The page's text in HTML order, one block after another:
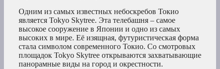
Одним из самых известных небоскребов Токио
является Tokyo Skytree. Эта телебашня – самое
высокое сооружение в Японии и одно из самых
высоких в мире. Её изящная, футуристическая форма
стала символом современного Токио. Со смотровых
площадок Tokyo Skytree открываются захватывающие
панорамные виды на город и окрестности.